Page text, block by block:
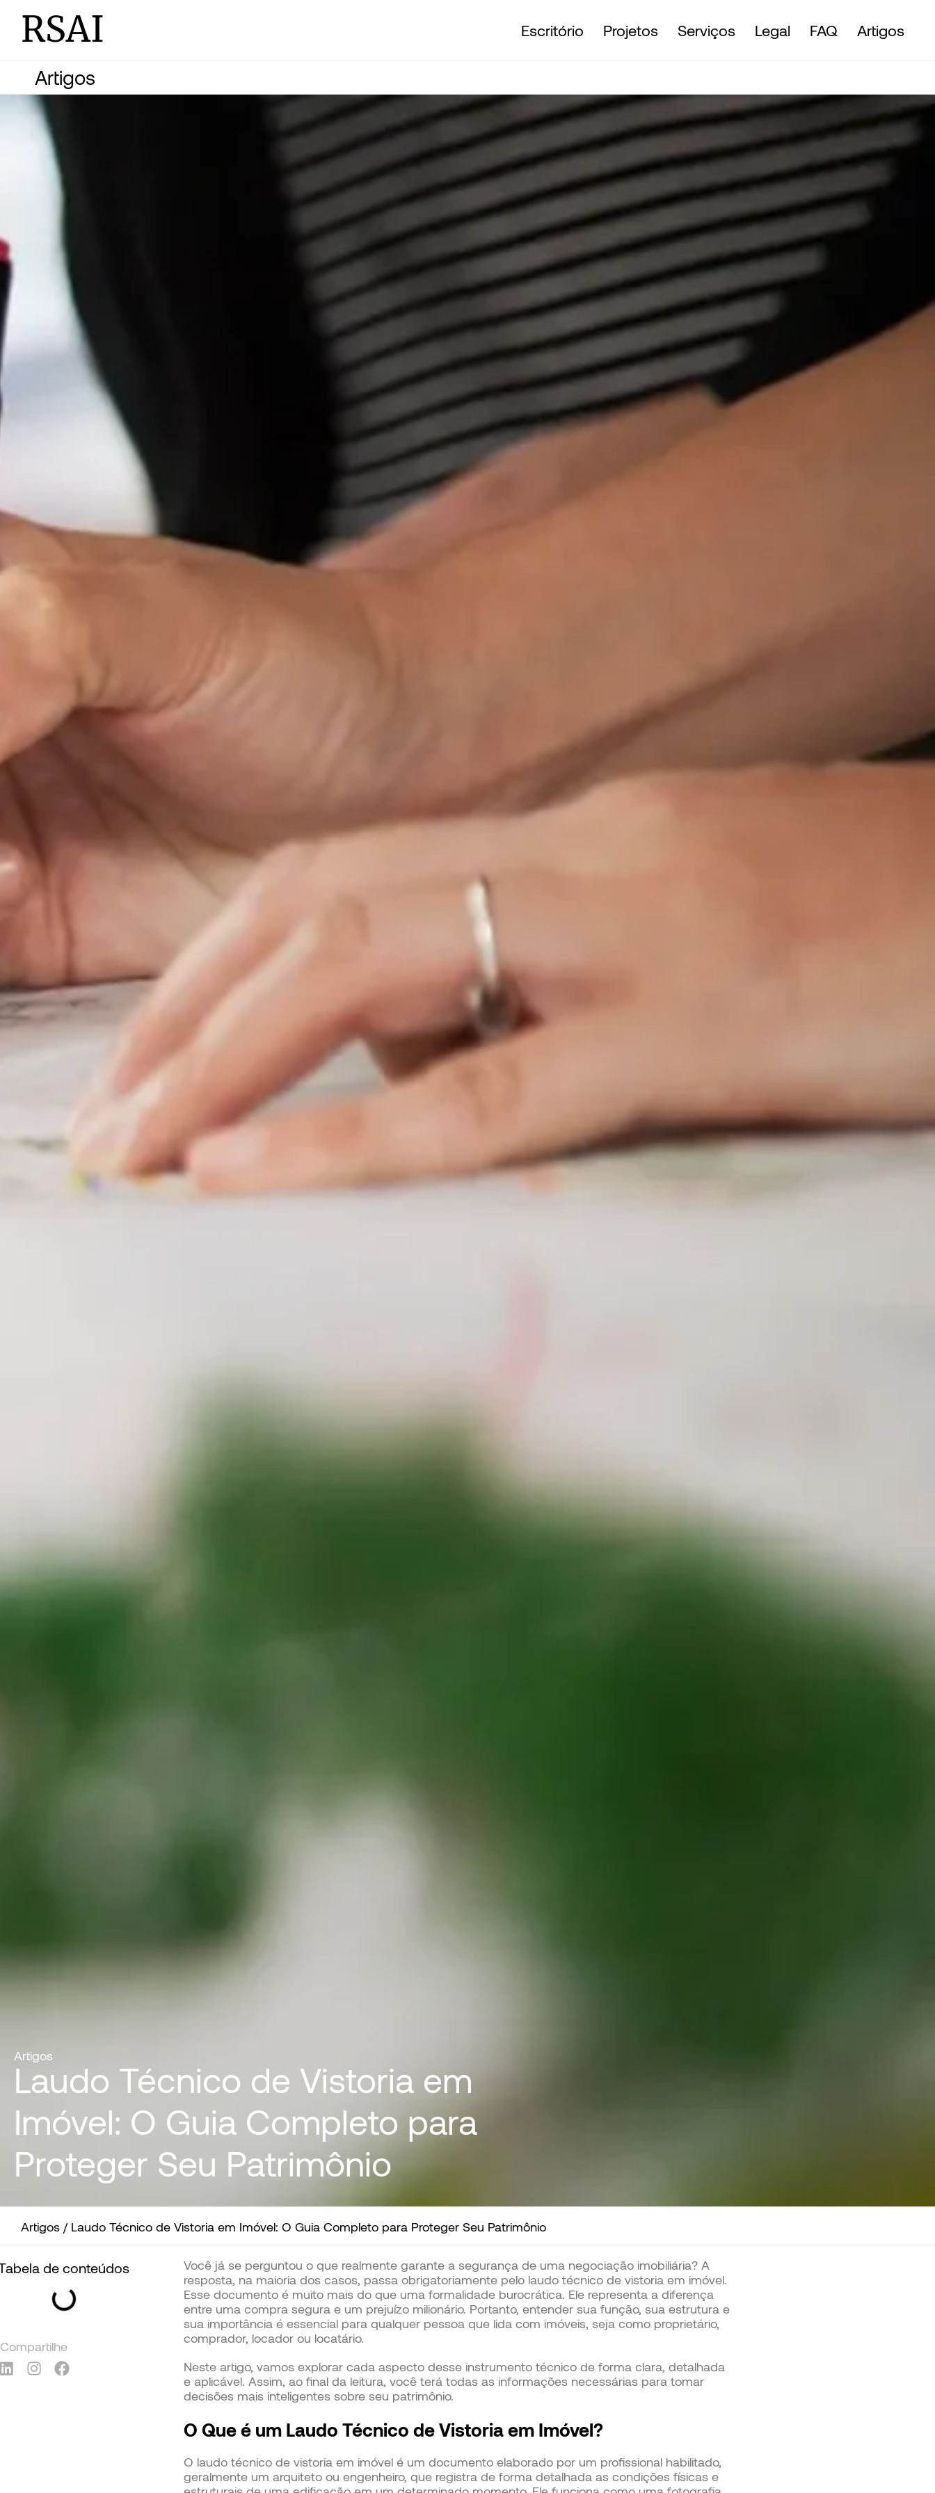
RSAI Escritório Projetos Serviços Legal FAQ Artigos
Artigos
Artigos
Laudo Técnico de Vistoria em
Imóvel: O Guia Completo para
Proteger Seu Patrimônio
Artigos / Laudo Técnico de Vistoria em Imóvel: O Guia Completo para Proteger Seu Patrimônio
de conteúdos
Compartilhe
Você já se perguntou o que realmente garante a segurança de uma negociação imobiliária? A
resposta, na maioria dos casos, passa obrigatoriamente pelo laudo técnico de vistoria em imóvel.
Esse documento é muito mais do que uma formalidade burocrática. Ele representa a diferença
entre uma compra segura e um prejuízo milionário. Portanto, entender sua função, sua estrutura e
sua importância é essencial para qualquer pessoa que lida com imóveis, seja como proprietário,
comprador, locador ou locatário.
Neste artigo, vamos explorar cada aspecto desse instrumento técnico de forma clara, detalhada
e aplicável. Assim, ao final da leitura, você terá todas as informações necessárias para tomar
decisões mais inteligentes sobre seu patrimônio.
O Que é um Laudo Técnico de Vistoria em Imóvel?
O laudo técnico de vistoria em imóvel é um documento elaborado por um profissional habilitado,
geralmente um arquiteto ou engenheiro, que registra de forma detalhada as condições físicas e